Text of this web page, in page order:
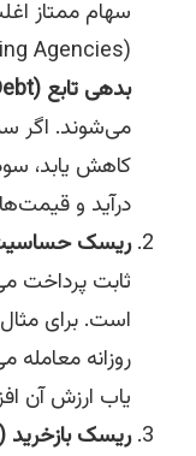
سهام ممتاز
(Credit Rating Agencies)، رتبه‌بندی می‌شوند و مانند
بدهی تابع (
می‌شوند. اگر
کاهش یابد،
درآید و
ریسک حساسیت
ثابت پرداخت
است. برای
روزانه
یاب ارزش آن
ریسک بازخرید (Call):